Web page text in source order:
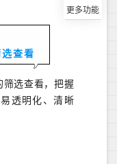
查看
筛选查看，把握
透明化、清晰